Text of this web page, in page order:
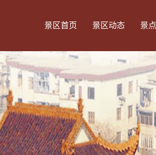
景区首页 景区动态 景